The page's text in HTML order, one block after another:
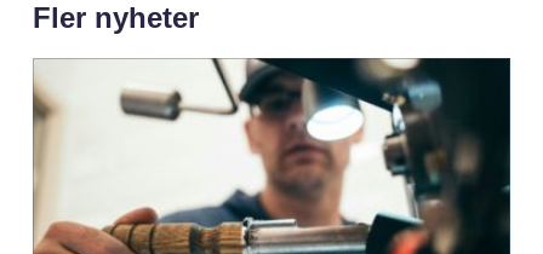
Fler nyheter